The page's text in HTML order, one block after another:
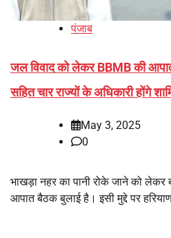
पंजाब
जल विवाद को लेकर BBMB की
सहित चार राज्यों के अधिकारी होंगे
May 3, 2025
0
भाखड़ा नहर का पानी रोके जाने को
आपात बैठक बुलाई है। इसी मुद्दे पर